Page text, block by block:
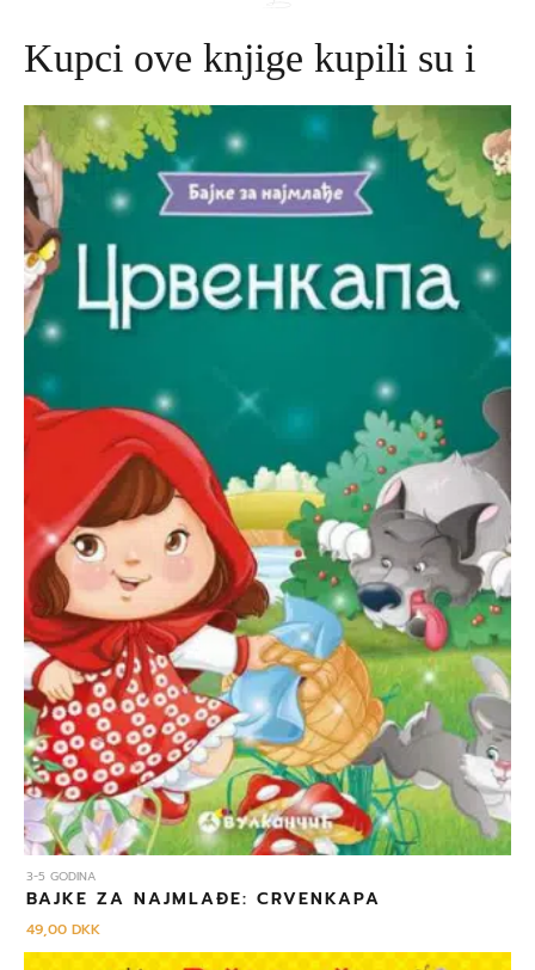
Kupci ove knjige kupili su i
3-5 GODINA
BAJKE ZA NAJMLAĐE: CRVENKAPA
49,00DKK
Izvorna
Trenutna